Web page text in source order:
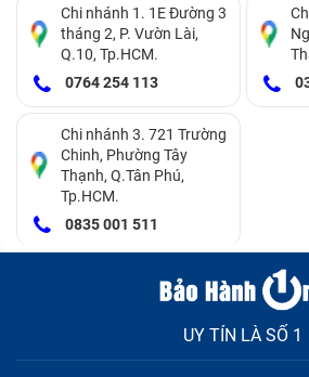
Laptop bị móp, méo gây ảnh hưởng
Những dấu hiệu nhận
Phím Lenovo Ibm
,T440P ,T440S,T431S
vỏ
Chi nhánh 1. 1E Đường 3
tháng 2, P. Vườn Lài,
Q.10, Tp.HCM.
0764 254 113
Chi nhánh 3. 721 Trường
Chinh, Phường Tây
Thạnh, Q.Tân Phú,
Tp.HCM.
0835 001 511
UY TÍN LÀ SỐ 1